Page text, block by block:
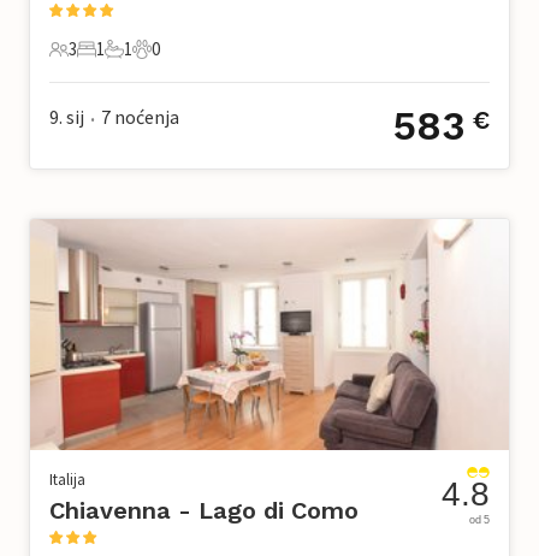
3 Gosti
3
1 Spavaća soba
1
1 Kupaonica
1
0 Kućni ljubimac
0
9. sij • 7 noćenja 583 €
Italija
Chiavenna - Lago di Como 4.8
od 5